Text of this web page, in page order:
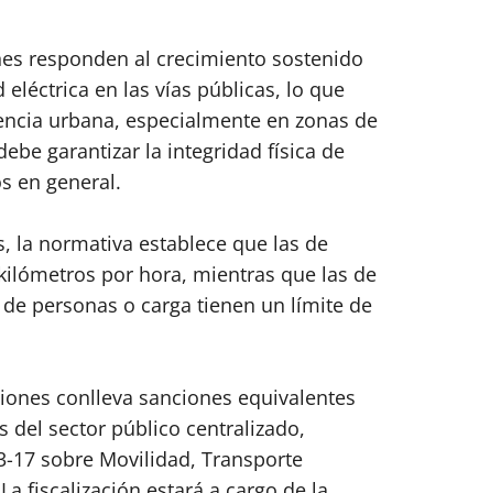
responden al crecimiento sostenido
en las vías públicas, lo que
urbana, especialmente en zonas de
garantizar la integridad física de
en general.
la normativa establece que las de
por hora, mientras que las de
personas o carga tienen un límite de
conlleva sanciones equivalentes
del sector público centralizado,
17 sobre Movilidad, Transporte